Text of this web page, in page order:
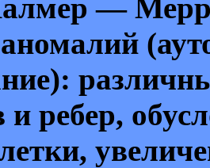
—
и ребер,